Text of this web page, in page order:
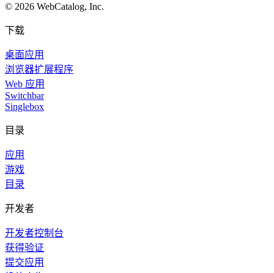
© 2026 WebCatalog, Inc.
下载
桌面应用
浏览器扩展程序
Web 应用
Switchbar
Singlebox
目录
应用
游戏
目录
开发者
开发者控制台
获得验证
提交应用